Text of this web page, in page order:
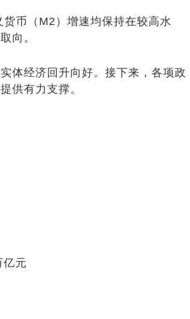
币（M2）增速均保持在较高水
向。
经济回升向好。接下来，各项政
供有力支撑。
元